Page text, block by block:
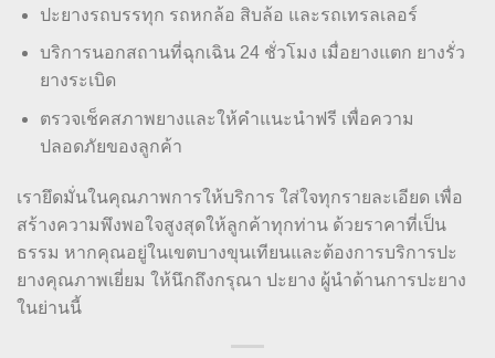
ปะยางรถบรรทุก รถหกล้อ สิบล้อ และรถเทรลเลอร์
บริการนอกสถานที่ฉุกเฉิน 24 ชั่วโมง เมื่อยางแตก ยางรั่ว
ยางระเบิด
ตรวจเช็คสภาพยางและให้คำแนะนำฟรี เพื่อความ
ปลอดภัยของลูกค้า
เรายึดมั่นในคุณภาพการให้บริการ ใส่ใจทุกรายละเอียด เพื่อ
สร้างความพึงพอใจสูงสุดให้ลูกค้าทุกท่าน ด้วยราคาที่เป็น
ธรรม หากคุณอยู่ในเขตบางขุนเทียนและต้องการบริการปะ
ยางคุณภาพเยี่ยม ให้นึกถึงกรุณา ปะยาง ผู้นำด้านการปะยาง
ในย่านนี้